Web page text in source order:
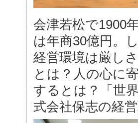
会津若松で1900
は年商30億円。
経営環境は厳し
とは？人の心に
するとは？
「世
式会社保志の経